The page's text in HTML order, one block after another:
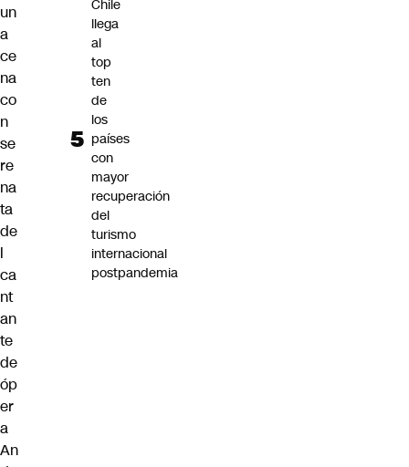
un
a
ce
na
co
n
se
re
na
ta
de
l
ca
nt
an
te
de
óp
er
a
An
Chile
llega
al
top
ten
de
los
países
con
mayor
recuperación
del
turismo
internacional
postpandemia